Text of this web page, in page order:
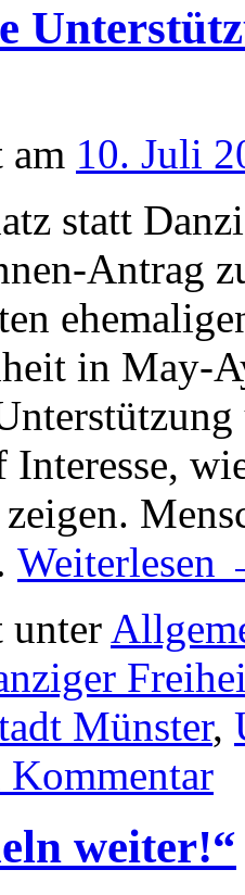
10. Juli
statt
Antrag
in May-
Interesse,
Weiterlesen
unter
Münster,
Kommentar
weiter!“